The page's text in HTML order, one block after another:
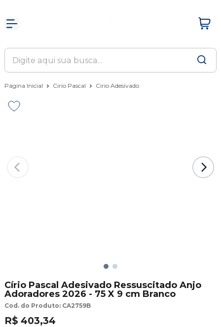
Página Inicial Cirio Pascal Cirio Adesivado
Círio Pascal Adesivado Ressuscitado Anjo
Adoradores 2026 - 75 X 9 cm Branco
Cod. do Produto: CA2759B
R$ 403,34